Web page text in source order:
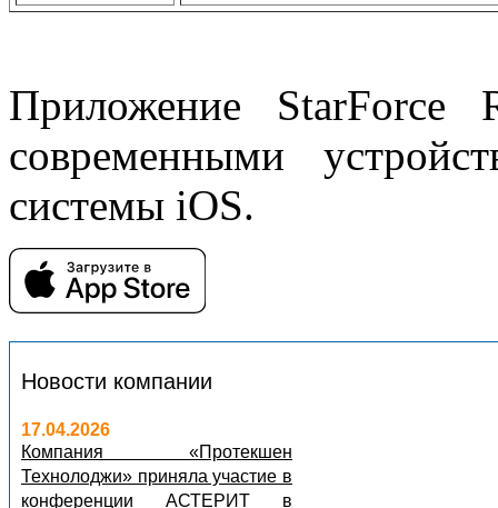
Приложение StarForce
современными
системы iOS.
Новости компании
17.04.2026
Компания «Протекшен
Технолоджи» приняла участие в
конференции АСТЕРИТ в